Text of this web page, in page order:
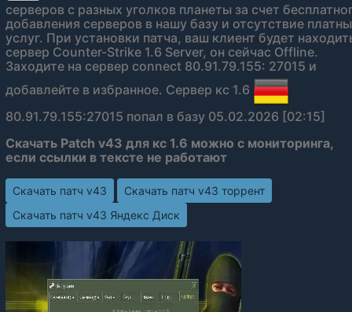
серверов с разных уголков планеты за счет
добавления серверов в нашу базу и отсутствие
услуг. При установки патча, ваш клиент будет
сервер Counter-Strike 1.6 Server, он сейчас Offline.
Заходите на сервер connect 80.91.79.155: 27015 и
добавлейте в избранное. Сервер кс 1.6
80.91.79.155:27015 попал в базу 05.02.2026 [02:15]
Скачать Patch v43 для кс 1.6 можно с мониторинга,
если ссылки в тексте не работают
Скачать патч v43
Скачать патч v43 торрент
Скачать патч v43 Яндекс Диск